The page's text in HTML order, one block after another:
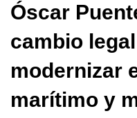
Óscar
cambio
modernizar
marítimo y